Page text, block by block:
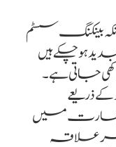
بینکنگ سسٹم
ہو چکے ہیں
جاتی ہے۔
ذریعے
بھارت میں
علاقہ